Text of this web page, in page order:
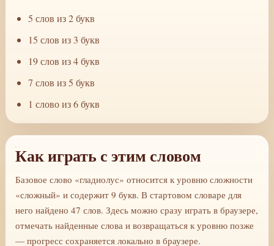
5 слов из 2 букв
15 слов из 3 букв
19 слов из 4 букв
7 слов из 5 букв
1 слово из 6 букв
Как играть с этим словом
Базовое слово «гладиолус» относится к уровню сложности
«сложный» и содержит 9 букв. В стартовом словаре для
него найдено 47 слов. Здесь можно сразу играть в браузере,
отмечать найденные слова и возвращаться к уровню позже
— прогресс сохраняется локально в браузере.